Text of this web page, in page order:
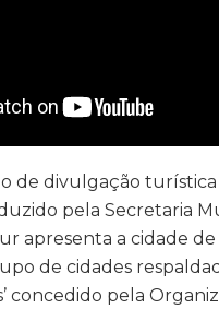
de divulgação turística
pela Secretaria
apresenta a cidade de
de cidades
concedido pela